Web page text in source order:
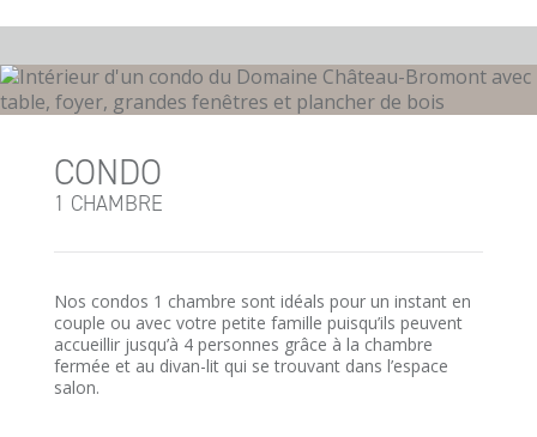
CONDO
1 CHAMBRE
Nos condos 1 chambre sont idéals pour un instant en
couple ou avec votre petite famille puisqu’ils peuvent
accueillir jusqu’à 4 personnes grâce à la chambre
fermée et au divan-lit qui se trouvant dans l’espace
salon.